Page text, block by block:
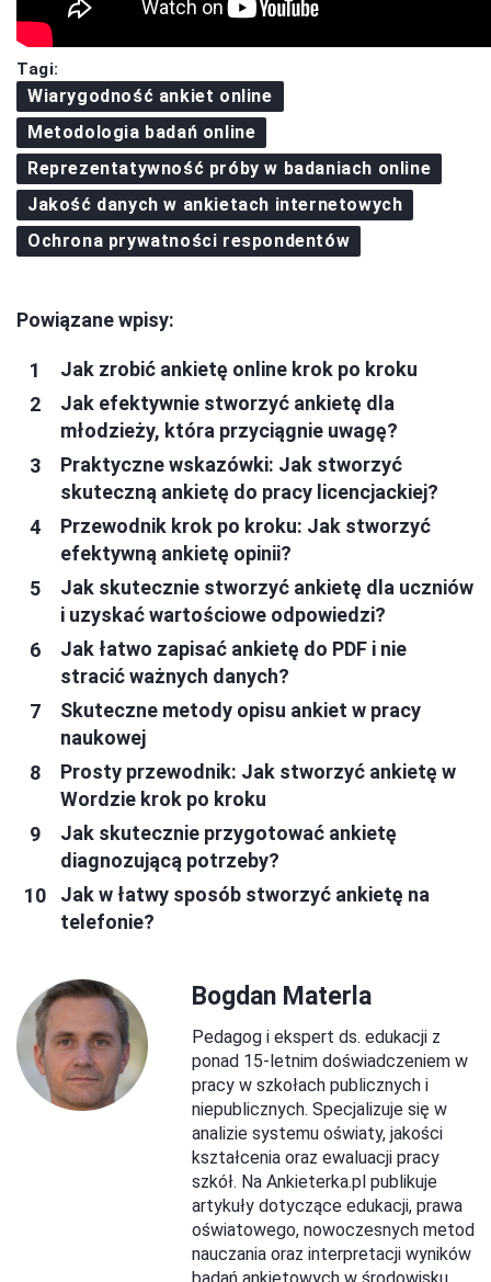
Tagi:
Wiarygodność ankiet online
Metodologia badań online
Reprezentatywność próby w badaniach online
Jakość danych w ankietach internetowych
Ochrona prywatności respondentów
Powiązane wpisy:
Jak zrobić ankietę online krok po kroku
Jak efektywnie stworzyć ankietę dla
młodzieży, która przyciągnie uwagę?
Praktyczne wskazówki: Jak stworzyć
skuteczną ankietę do pracy licencjackiej?
Przewodnik krok po kroku: Jak stworzyć
efektywną ankietę opinii?
Jak skutecznie stworzyć ankietę dla uczniów
i uzyskać wartościowe odpowiedzi?
Jak łatwo zapisać ankietę do PDF i nie
stracić ważnych danych?
Skuteczne metody opisu ankiet w pracy
naukowej
Prosty przewodnik: Jak stworzyć ankietę w
Wordzie krok po kroku
Jak skutecznie przygotować ankietę
diagnozującą potrzeby?
Jak w łatwy sposób stworzyć ankietę na
telefonie?
Bogdan Materla
Pedagog i ekspert ds. edukacji z
ponad 15-letnim doświadczeniem w
pracy w szkołach publicznych i
niepublicznych. Specjalizuje się w
analizie systemu oświaty, jakości
kształcenia oraz ewaluacji pracy
szkół. Na Ankieterka.pl publikuje
artykuły dotyczące edukacji, prawa
oświatowego, nowoczesnych metod
nauczania oraz interpretacji wyników